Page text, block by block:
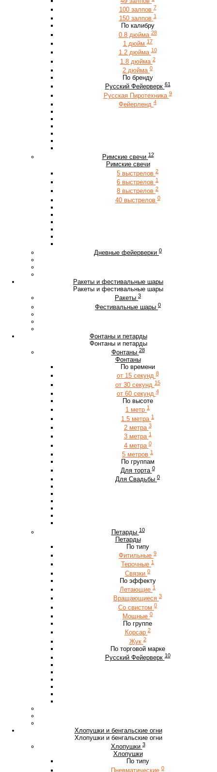
100 залпов 7
150 залпов 1
По калибру
0.8 дюйма 28
1 дюйм 17
1.2 дюйма 10
1.8 дюйма 2
2 дюйма 0
По бренду
Русский Фейерверк 61
Русская Пиротехника 9
Фейерленд 4
Римские свечи 12
Римские свечи
5 выстрелов 2
6 выстрелов 1
8 выстрелов 2
40 выстрелов 0
Дневные фейерверки 0
Ракеты и фестивальные шары
Ракеты и фестивальные шары
Ракеты 3
Фестивальные шары 0
Фонтаны и петарды
Фонтаны и петарды
Фонтаны 28
Фонтаны
По времени
от 15 секунд 8
от 30 секунд 15
от 60 секунд 4
По высоте
1 метр 1
1.5 метра 1
2 метра 3
3 метра 1
4 метра 0
5 метров 1
По группам
Для торта 0
Для Свадьбы 0
Петарды 10
Петарды
По типу
Фитильные 9
Терочные 1
Связки 0
По эффекту
Летающие 1
Вращающиеся 3
Со свистом 0
Мощные 0
По группе
Корсар 2
Жук 2
По торговой марке
Русский Фейерверк 10
Хлопушки и бенгальские огни
Хлопушки и бенгальские огни
Хлопушки 3
Хлопушки
По типу
Пневматические 0